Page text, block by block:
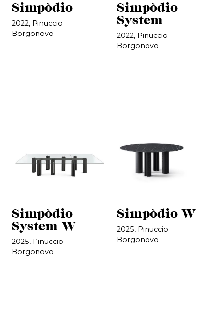
Simpòdio
2022, Pinuccio
Borgonovo
Simpòdio
System
2022, Pinuccio
Borgonovo
Simpòdio
System W
2025, Pinuccio
Borgonovo
Simpòdio W
2025, Pinuccio
Borgonovo